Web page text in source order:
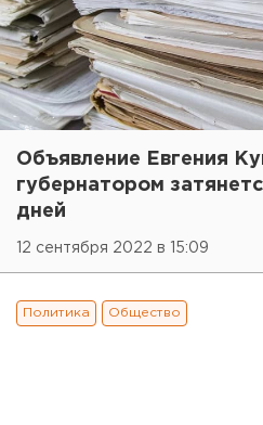
Объявление Евгения
губернатором
дней
12 сентября 2022 в 15:09
Политика Общество